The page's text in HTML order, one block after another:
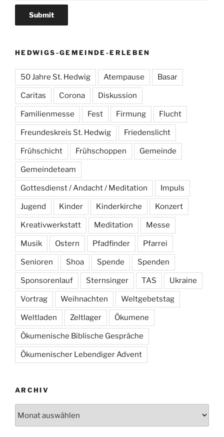
HEDWIGS-GEMEINDE-ERLEBEN
50 Jahre St. Hedwig Atempause Basar
Caritas Corona Diskussion
Familienmesse Fest Firmung Flucht
Freundeskreis St. Hedwig Friedenslicht
Frühschicht Frühschoppen Gemeinde
Gemeindeteam
Gottesdienst / Andacht / Meditation Impuls
Jugend Kinder Kinderkirche Konzert
Kreativwerkstatt Meditation Messe
Musik Ostern Pfadfinder Pfarrei
Senioren Shoa Spende Spenden
Sponsorenlauf Sternsinger TAS Ukraine
Vortrag Weihnachten Weltgebetstag
Weltladen Zeltlager Ökumene
Ökumenische Biblische Gespräche
Ökumenischer Lebendiger Advent
ARCHIV